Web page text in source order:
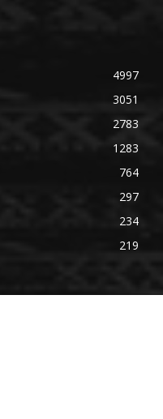
4997
3051
2783
1283
764
297
234
219